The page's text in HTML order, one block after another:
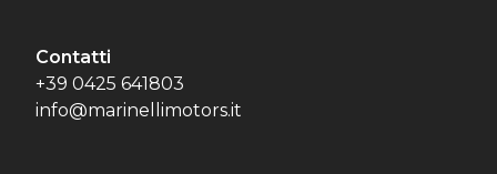
Contatti
+39 0425 641803
info@marinellimotors.it